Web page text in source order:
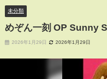
未分類
めぞん一刻 OP Sunny
2026年1月29日 2026年1月29日